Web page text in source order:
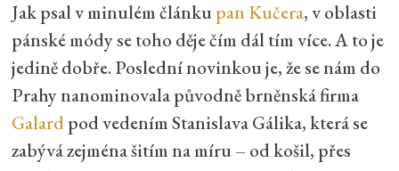
Jak psal v minulém článkupan Kučera, v oblasti
pánské módy se toho děje čím dál tím více. A to je
jedině dobře. Poslední novinkou je, že se nám do
Prahy nanominovala původně brněnská firma
Galardpod vedením Stanislava Gálika, která se
zabývá zejména šitím na míru – od košil, přes